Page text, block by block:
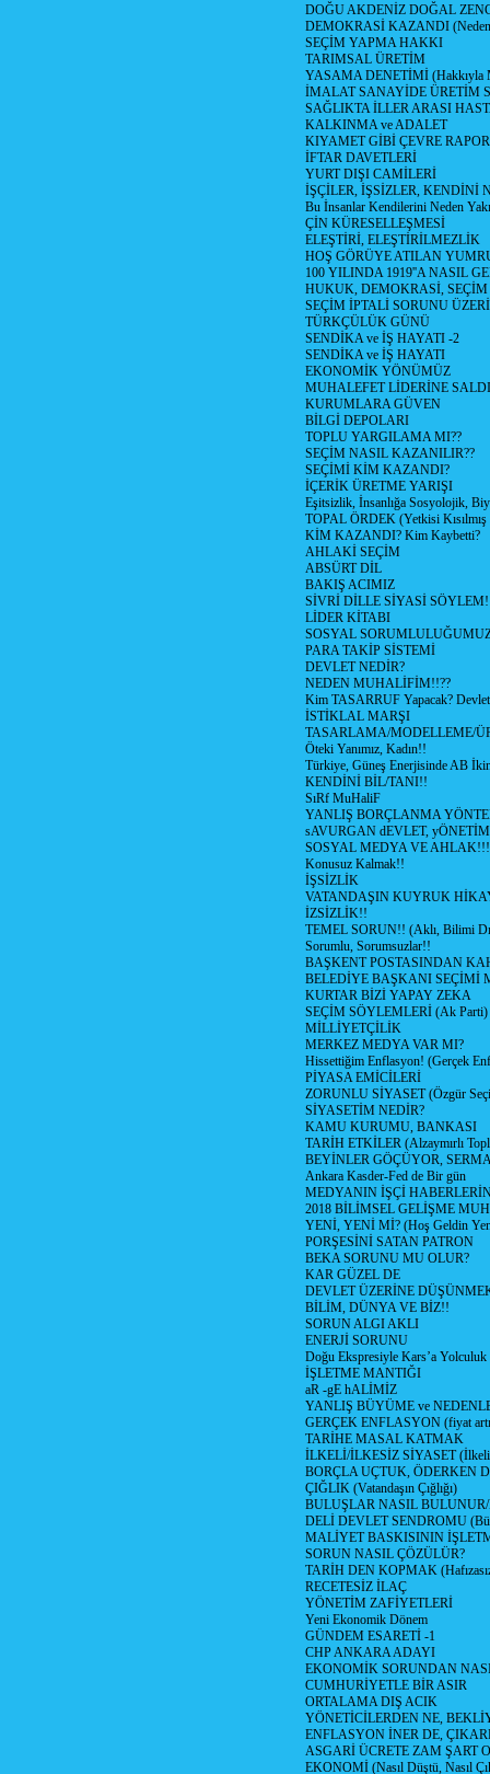
DOĞU AKDENİZ DOĞAL
DEMOKRASİ KAZANDI (Neden
SEÇİM YAPMA HAKKI
TARIMSAL ÜRETİM
YASAMA DENETİMİ (Hakkıyla
İMALAT SANAYİDE ÜRETİM
SAĞLIKTA İLLER ARASI
KALKINMA ve ADALET
KIYAMET GİBİ ÇEVRE
İFTAR DAVETLERİ
YURT DIŞI CAMİLERİ
İŞÇİLER, İŞSİZLER, KENDİNİ
Bu İnsanlar Kendilerini Neden
ÇİN KÜRESELLEŞMESİ
ELEŞTİRİ, ELEŞTİRİLMEZLİK
HOŞ GÖRÜYE ATILAN
100 YILINDA 1919''A NASIL
HUKUK, DEMOKRASİ, SEÇİM
SEÇİM İPTALİ SORUNU
TÜRKÇÜLÜK GÜNÜ
SENDİKA ve İŞ HAYATI -2
SENDİKA ve İŞ HAYATI
EKONOMİK YÖNÜMÜZ
MUHALEFET LİDERİNE
KURUMLARA GÜVEN
BİLGİ DEPOLARI
TOPLU YARGILAMA MI??
SEÇİM NASIL KAZANILIR??
SEÇİMİ KİM KAZANDI?
İÇERİK ÜRETME YARIŞI
Eşitsizlik, İnsanlığa Sosyolojik,
TOPAL ÖRDEK (Yetkisi
KİM KAZANDI? Kim Kaybetti?
AHLAKİ SEÇİM
ABSÜRT DİL
BAKIŞ ACIMIZ
SİVRİ DİLLE SİYASİ
LİDER KİTABI
SOSYAL
PARA TAKİP SİSTEMİ
DEVLET NEDİR?
NEDEN MUHALİFİM!!??
Kim TASARRUF Yapacak? Devlet
İSTİKLAL MARŞI
TASARLAMA/MODELLEME/
Öteki Yanımız, Kadın!!
Türkiye, Güneş Enerjisinde AB
KENDİNİ BİL/TANI!!
SıRf MuHaliF
YANLIŞ BORÇLANMA
sAVURGAN dEVLET,
SOSYAL MEDYA VE AHLAK!!!
Konusuz Kalmak!!
İŞSİZLİK
VATANDAŞIN KUYRUK
İZSİZLİK!!
TEMEL SORUN!! (Aklı, Bilimi
Sorumlu, Sorumsuzlar!!
BAŞKENT POSTASINDAN
BELEDİYE BAŞKANI SEÇİMİ
KURTAR BİZİ YAPAY ZEKA
SEÇİM SÖYLEMLERİ (Ak Parti)
MİLLİYETÇİLİK
MERKEZ MEDYA VAR MI?
Hissettiğim Enflasyon! (Gerçek
PİYASA EMİCİLERİ
ZORUNLU SİYASET (Özgür
SİYASETİM NEDİR?
KAMU KURUMU, BANKASI
TARİH ETKİLER (Alzaymırlı
BEYİNLER GÖÇÜYOR,
Ankara Kasder-Fed de Bir gün
MEDYANIN İŞÇİ
2018 BİLİMSEL GELİŞME
YENİ, YENİ Mİ? (Hoş Geldin
PORŞESİNİ SATAN PATRON
BEKA SORUNU MU OLUR?
KAR GÜZEL DE
DEVLET ÜZERİNE
BİLİM, DÜNYA VE BİZ!!
SORUN ALGI AKLI
ENERJİ SORUNU
Doğu Ekspresiyle Kars’a Yolculuk
İŞLETME MANTIĞI
aR -gE hALİMİZ
YANLIŞ BÜYÜME ve
GERÇEK ENFLASYON (fiyat
TARİHE MASAL KATMAK
İLKELİ/İLKESİZ SİYASET
BORÇLA UÇTUK, ÖDERKEN
ÇIĞLIK (Vatandaşın Çığlığı)
BULUŞLAR NASIL
DELİ DEVLET SENDROMU
MALİYET BASKISININ
SORUN NASIL ÇÖZÜLÜR?
TARİH DEN KOPMAK
RECETESİZ İLAÇ
YÖNETİM ZAFİYETLERİ
Yeni Ekonomik Dönem
GÜNDEM ESARETİ -1
CHP ANKARA ADAYI
EKONOMİK SORUNDAN
CUMHURİYETLE BİR ASIR
ORTALAMA DIŞ ACIK
YÖNETİCİLERDEN NE,
ENFLASYON İNER DE,
ASGARİ ÜCRETE ZAM ŞART
EKONOMİ (Nasıl Düştü, Nasıl